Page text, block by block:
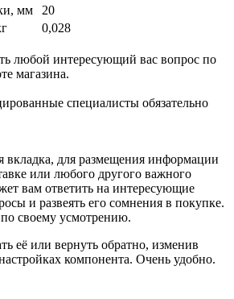
мм
20
0,028
любой интересующий вас вопрос по
магазина.
специалисты обязательно
вкладка, для размещения информации
или любого другого важного
вам ответить на интересующие
и развеять его сомнения в покупке.
своему усмотрению.
её или вернуть обратно, изменив
компонента. Очень удобно.